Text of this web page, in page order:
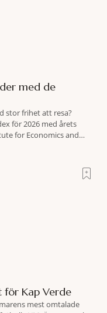
med de
stor frihet att resa?
för 2026 med årets
for Economics and
för Kap Verde
mest omtalade